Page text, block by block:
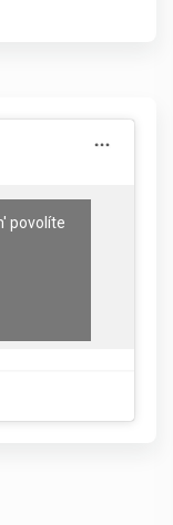
povolíte